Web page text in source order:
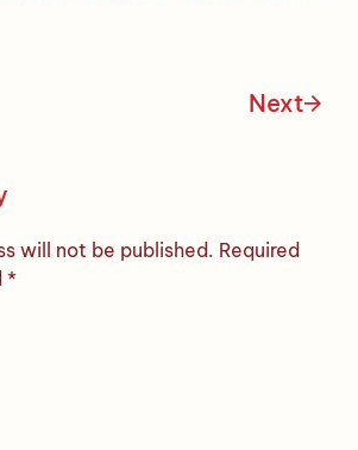
Next
will not be published. Required
*